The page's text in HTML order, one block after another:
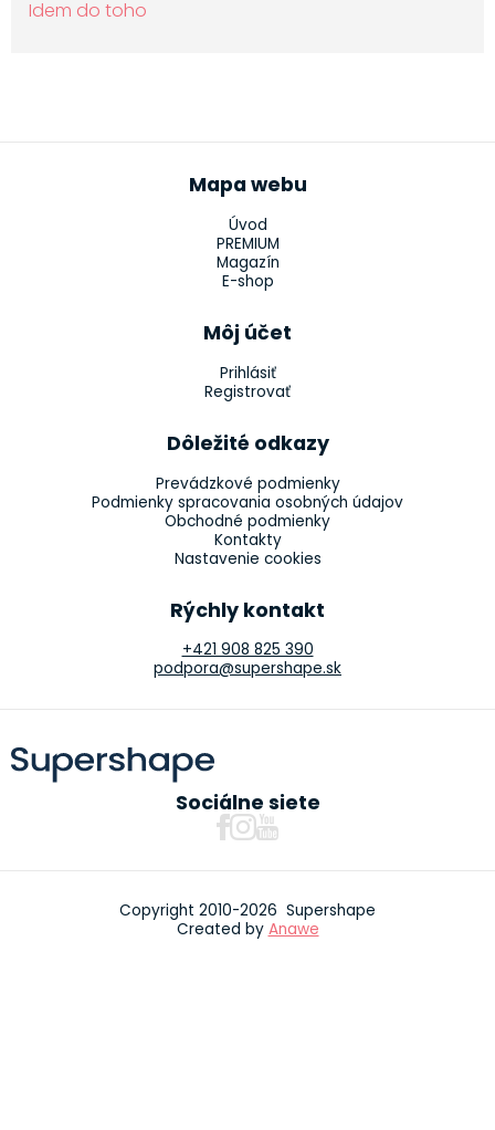
Idem do toho
Mapa webu
Úvod
PREMIUM
Magazín
E-shop
Môj účet
Prihlásiť
Registrovať
Dôležité odkazy
Prevádzkové podmienky
Podmienky spracovania osobných údajov
Obchodné podmienky
Kontakty
Nastavenie cookies
Rýchly kontakt
+421 908 825 390
podpora@supershape.sk
Sociálne siete
Copyright 2010-2026 Supershape
Created by Anawe